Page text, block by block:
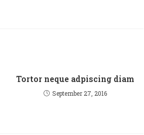
Tortor neque adpiscing diam
September 27, 2016